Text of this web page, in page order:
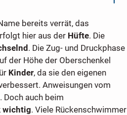
bereits verrät, das
hier aus der Hüfte. Die
. Die Zug- und Druckphase
der Höhe der Oberschenkel
Kinder, da sie den eigenen
Anweisungen vom
Doch auch beim
wichtig. Viele Rückenschwimmer